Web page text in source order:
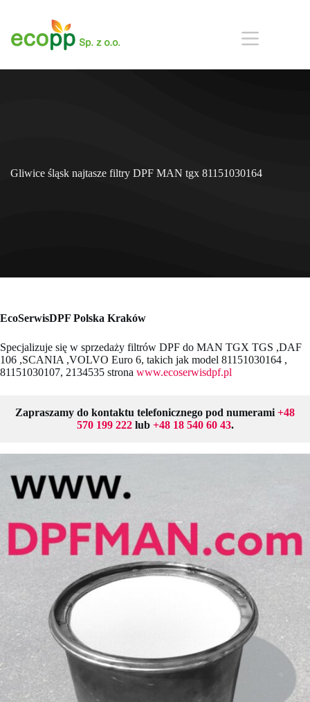
Gliwice śląsk najtasze filtry DPF MAN tgx 81151030164
EcoSerwisDPF Polska Kraków
Specjalizuje się w sprzedaży filtrów DPF do MAN TGX TGS ,DAF
106 ,SCANIA ,VOLVO Euro 6, takich jak model 81151030164 ,
81151030107, 2134535 strona www.ecoserwisdpf.pl
Zapraszamy do kontaktu telefonicznego pod numerami +48
570 199 222lub +48 18 540 60 43.